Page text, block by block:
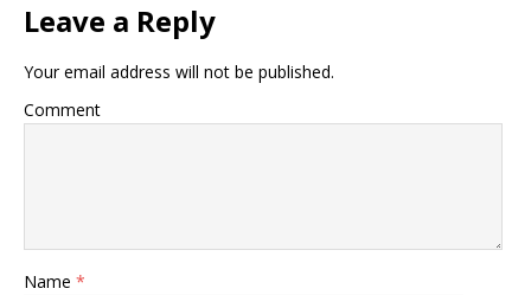
Leave a Reply
Your email address will not be published.
Comment
Name *